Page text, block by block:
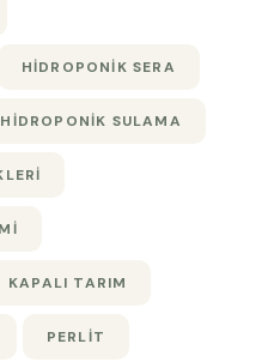
HIDROPONIK SERA
HIDROPONIK SULAMA
KAPALI TARIM
PERLIT